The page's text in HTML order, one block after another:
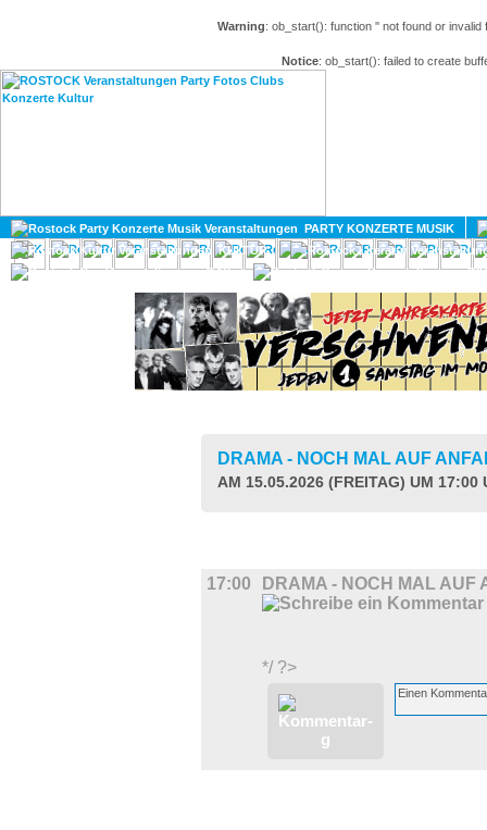
Warning: ob_start(): function '' not found or
Notice: ob_start(): failed to create
PARTY KONZERTE MUSIK
KULTUR
GAY
DRAMA - NOCH MAL AUF
AM 15.05.2026 (FREITAG) UM 17:00
17:00 DRAMA - NOCH MAL AUF
*/ ?>